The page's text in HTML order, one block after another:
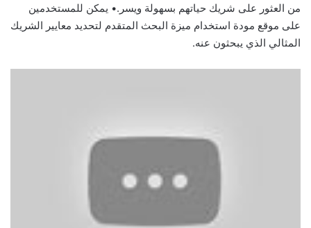
من العثور على شريك حياتهم بسهولة ويسر.• يمكن للمستخدمين
على موقع مودة استخدام ميزة البحث المتقدم لتحديد معايير الشريك
المثالي الذي يبحثون عنه.